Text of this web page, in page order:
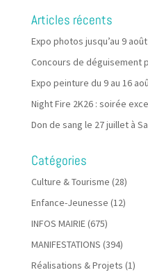
Articles récents
Expo photos jusqu’au 9
Concours de déguisement
Expo peinture du 9 au 16
Night Fire 2K26 : soirée
Don de sang le 27 juillet à
Catégories
Culture & Tourisme (28)
Enfance-Jeunesse (12)
INFOS MAIRIE(675)
MANIFESTATIONS (394)
Réalisations & Projets (1)